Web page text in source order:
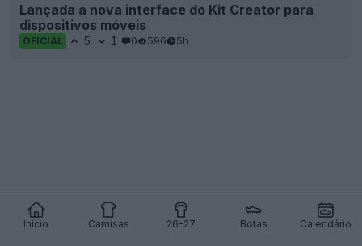
Início Camisas 26-27 Botas Calendário
Lançada a nova interface do Kit Creator para
dispositivos móveis
OFICIAL 5 1 0 596 5h